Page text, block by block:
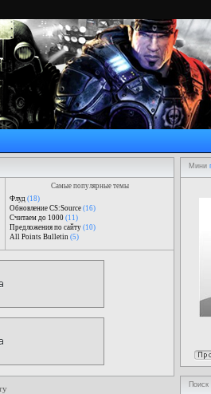
Самые популярные темы
Флуд (18)
Обновление CS:Source (16)
Считаем до 1000 (11)
Предложения по сайту (10)
All Points Bulletin (5)
Мини
Поиск